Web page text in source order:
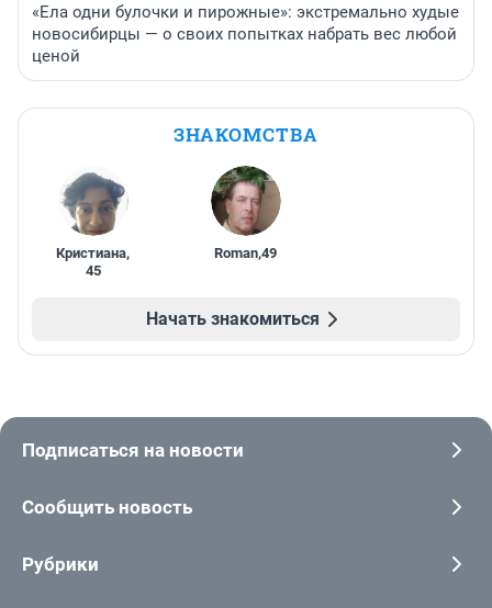
«Ела одни булочки и пирожные»: экстремально худые
новосибирцы — о своих попытках набрать вес любой
ценой
ЗНАКОМСТВА
Кристиана,
45
Roman,49
Начать знакомиться
Подписаться на новости
Сообщить новость
Рубрики